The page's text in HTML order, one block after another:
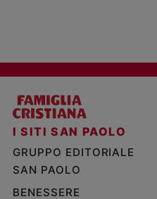
I SITI SAN PAOLO
GRUPPO EDITORIALE
SAN PAOLO
BENESSERE